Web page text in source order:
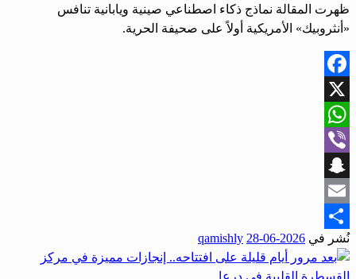
ظهرت المقالة نماذج ذكاء اصطناعي صينية ويابانية تنافس
«أنثروبيك» الأمريكية أولاً على صحيفة الحرية.
Facebook
X
WhatsApp
Viber
Snapchat
Email
Share
نُشر في 2026-06-28
qamishly